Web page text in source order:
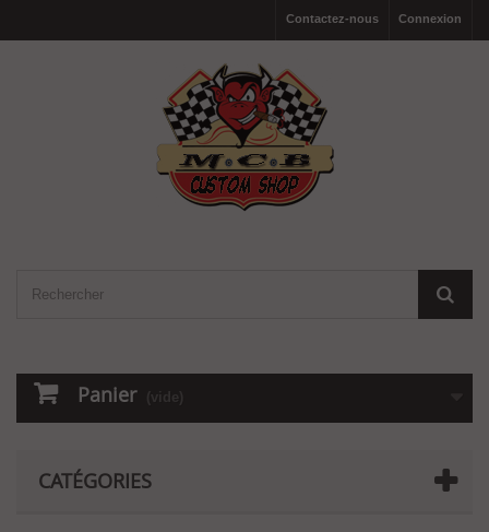
Connexion
Contactez-nous
Panier (vide)
CATÉGORIES